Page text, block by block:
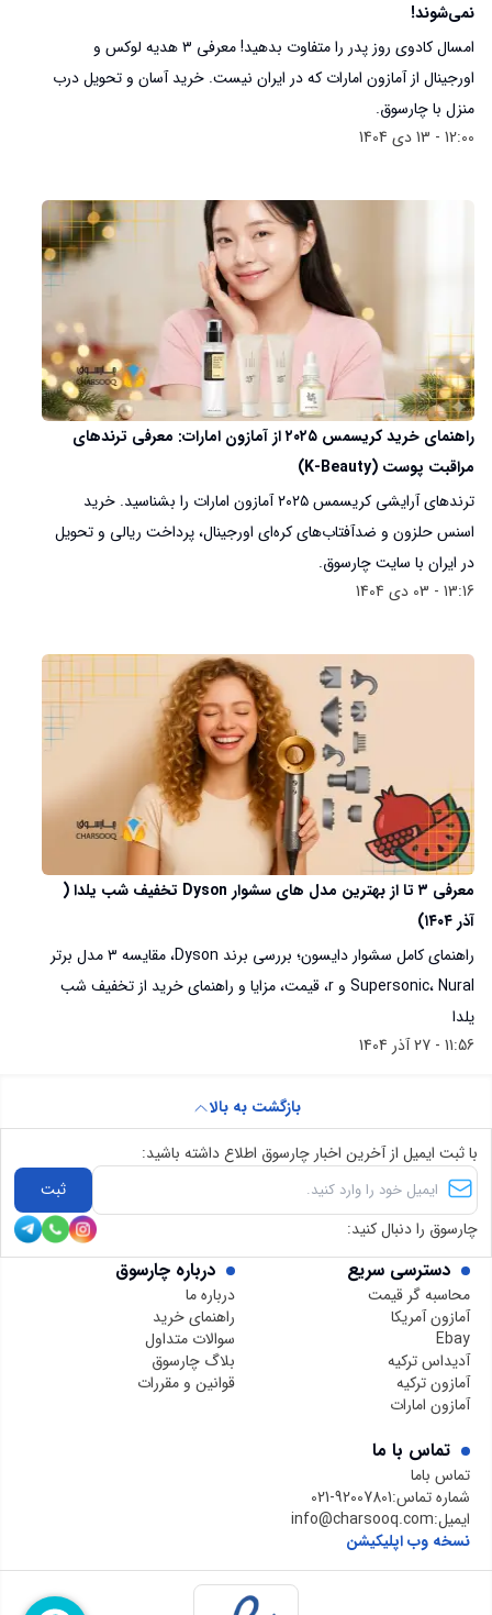
نمی‌شوند!
امسال کادوی روز پدر را متفاوت بدهید! معرفی ۳ هدیه لوکس و
اورجینال از آمازون امارات که در ایران نیست. خرید آسان و تحویل درب
منزل با چارسوق.
12:00 - 13 دی 1404
راهنمای خرید کریسمس ۲۰۲۵ از آمازون امارات: معرفی ترندهای
مراقبت پوست (K-Beauty)
ترندهای آرایشی کریسمس ۲۰۲۵ آمازون امارات را بشناسید. خرید
اسنس حلزون و ضدآفتاب‌های کره‌ای اورجینال، پرداخت ریالی و تحویل
در ایران با سایت چارسوق.
13:16 - 03 دی 1404
معرفی ۳ تا از بهترین مدل های سشوار Dyson تخفیف شب یلدا (
آذر ۱۴۰۴)
راهنمای کامل سشوار دایسون؛ بررسی برند Dyson، مقایسه ۳ مدل برتر
Supersonic، Nural و r، قیمت، مزایا و راهنمای خرید از تخفیف شب
یلدا
11:56 - 27 آذر 1404
دسترسی سریع
محاسبه گر قیمت
آمازون آمریکا
Ebay
آدیداس ترکیه
آمازون ترکیه
آمازون امارات
درباره چارسوق
درباره ما
راهنمای خرید
سوالات متداول
بلاگ چارسوق
قوانین و مقررات
تماس با ما
تماس باما
شماره تماس:021-92007801
ایمیل:info@charsooq.com
نسخه وب اپلیکیشن
بازگشت به بالا
با ثبت ایمیل از آخرین اخبار چارسوق اطلاع داشته باشید:
ثبت
چارسوق را دنبال کنید: